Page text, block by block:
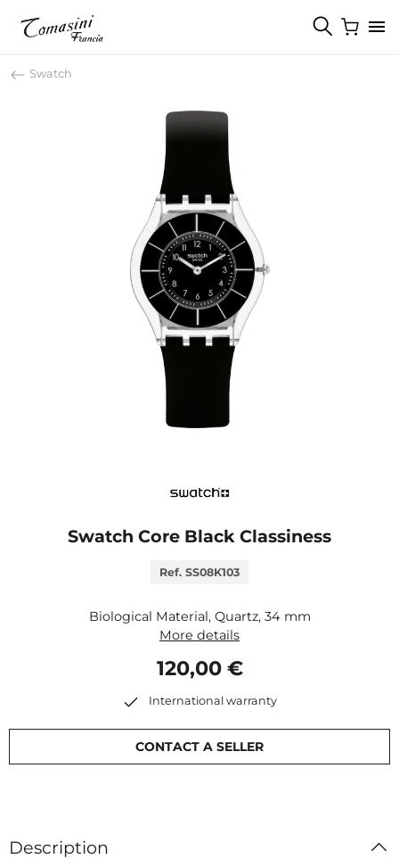
Swatch
Swatch Core Black Classiness
Ref. SS08K103
Biological Material, Quartz, 34 mm
More details
120,00 €
International warranty
CONTACT A SELLER
Description